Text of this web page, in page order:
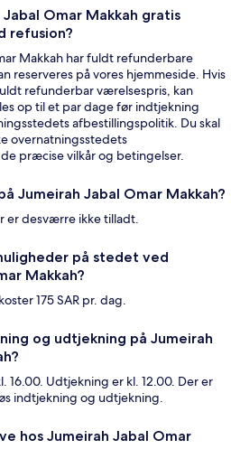
Omar Makkah gratis
refusion?
Makkah har fuldt refunderbare
reserveres på vores hjemmeside. Hvis
refunderbar værelsespris, kan
op til et par dage før indtjekning
afbestillingspolitik. Du skal
overnatningsstedets
præcise vilkår og betingelser.
Jumeirah Jabal Omar Makkah?
er desværre ikke tilladt.
på stedet ved
Makkah?
175 SAR pr. dag.
og udtjekning på Jumeirah
16.00. Udtjekning er kl. 12.00. Der er
indtjekning og udtjekning.
hos Jumeirah Jabal Omar